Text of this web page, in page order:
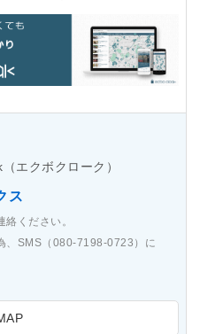
エクボクローク）
ス
ください。
、SMS（080-7198-0723）に